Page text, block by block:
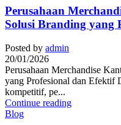
Perusahaan
Solusi Branding yang
Posted by admin
20/01/2026
Perusahaan Merchandise
yang Profesional dan Efektif
kompetitif, pe...
Continue reading
Blog